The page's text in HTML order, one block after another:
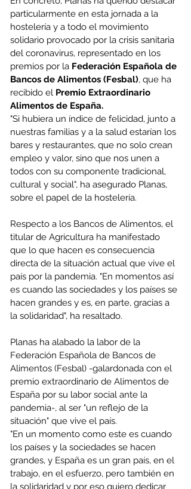
particularmente en esta jornada a la
hostelería y a todo el movimiento
solidario provocado por la crisis sanitaria
del coronavirus, representado en los
premios por la Federación Española de
Bancos de Alimentos (Fesbal), que ha
recibido el Premio Extraordinario
Alimentos de España.
"Si hubiera un índice de felicidad, junto a
nuestras familias y a la salud estarían los
bares y restaurantes, que no solo crean
empleo y valor, sino que nos unen a
todos con su componente tradicional,
cultural y social", ha asegurado Planas,
sobre el papel de la hostelería.
Respecto a los Bancos de Alimentos, el
titular de Agricultura ha manifestado
que lo que hacen es consecuencia
directa de la situación actual que vive el
país por la pandemia. "En momentos así
es cuando las sociedades y los países se
hacen grandes y es, en parte, gracias a
la solidaridad", ha resaltado.
Planas ha alabado la labor de la
Federación Española de Bancos de
Alimentos (Fesbal) -galardonada con el
premio extraordinario de Alimentos de
España por su labor social ante la
pandemia-, al ser "un reflejo de la
situación" que vive el país.
"En un momento como este es cuando
los países y la sociedades se hacen
grandes, y España es un gran país, en el
trabajo, en el esfuerzo, pero también en
la solidaridad y por eso quiero dedicar